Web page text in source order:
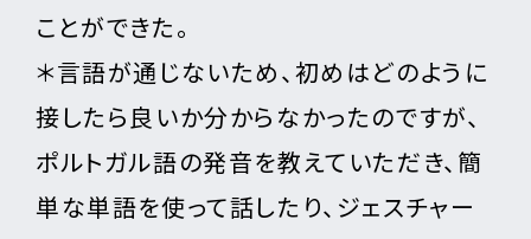
ことができた。
＊言語が通じないため、初めはどのように
接したら良いか分からなかったのですが、
ポルトガル語の発音を教えていただき、簡
単な単語を使って話したり、ジェスチャー